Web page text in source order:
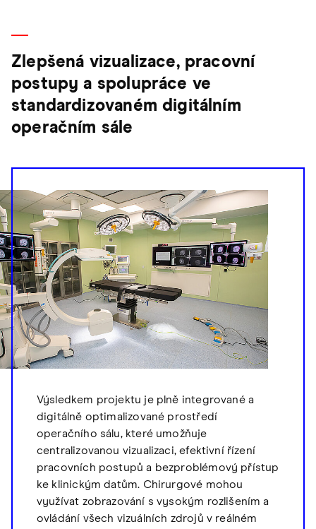
Zlepšená vizualizace, pracovní
postupy a spolupráce ve
standardizovaném digitálním
operačním sále
Výsledkem projektu je plně integrované a
digitálně optimalizované prostředí
operačního sálu, které umožňuje
centralizovanou vizualizaci, efektivní řízení
pracovních postupů a bezproblémový přístup
ke klinickým datům. Chirurgové mohou
využívat zobrazování s vysokým rozlišením a
ovládání všech vizuálních zdrojů v reálném